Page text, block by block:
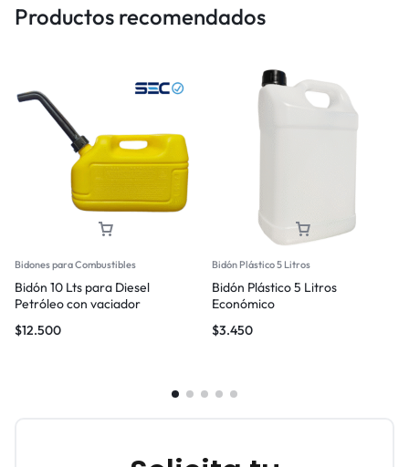
Productos recomendados
Bidones para Combustibles
Bidón 10 Lts para Diesel
Petróleo con vaciador
$12.500
Bidón Plástico 5 Litros
Bidón Plástico 5 Litros
Económico
$3.450